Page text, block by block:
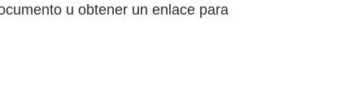
u obtener un enlace para